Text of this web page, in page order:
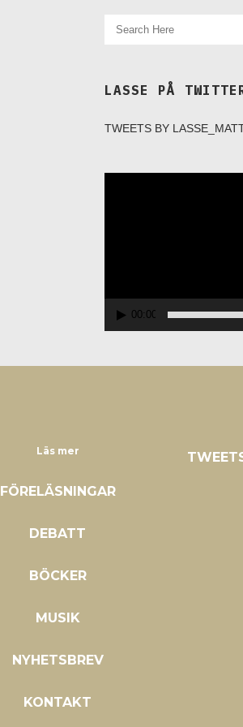
LASSE PÅ
TWEETS BY
00:00
Läs mer
FÖRELÄSNINGAR
DEBATT
BÖCKER
MUSIK
NYHETSBREV
KONTAKT